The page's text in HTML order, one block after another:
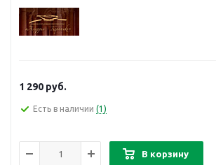
1 290 руб.
Есть в наличии (1)
В корзину